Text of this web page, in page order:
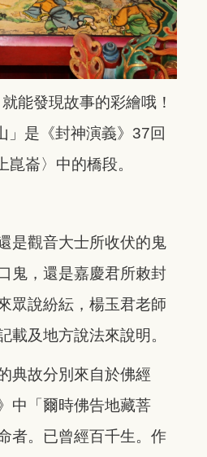
能發現故事的彩繪哦！
」是《封神演義》37回
崑崙〉中的橋段。
是觀音大士所收伏的鬼
鬼，還是嘉慶君所敕封
眾說紛紜，楊玉君老師
載及地方說法來說明。
典故分別來自於佛經
中「爾時佛告地藏菩
者。已曾經百千生。作